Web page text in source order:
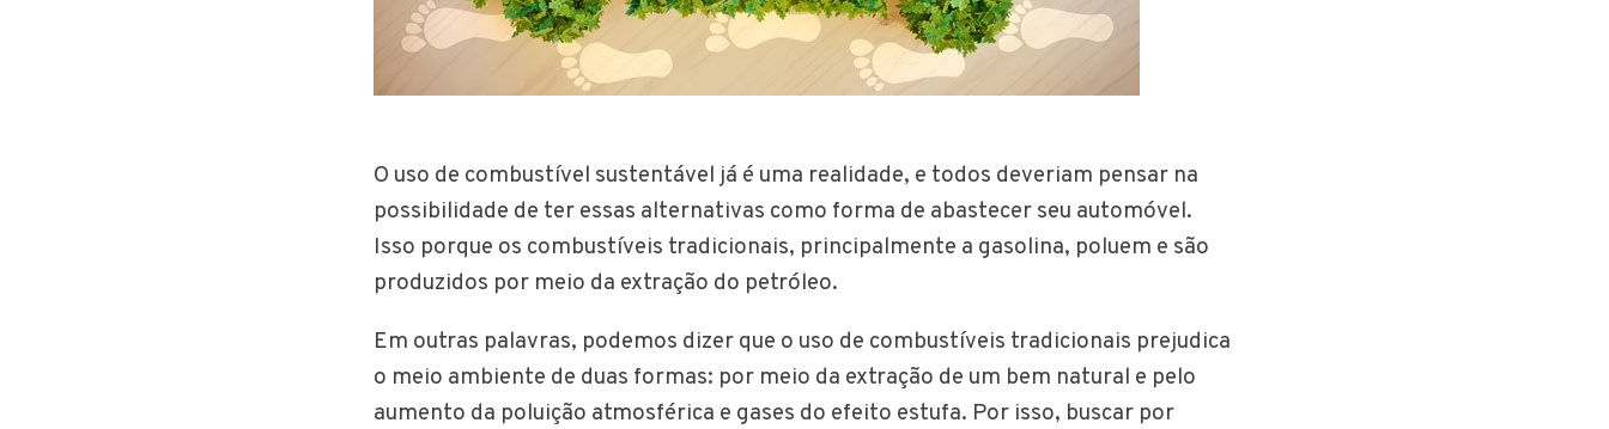
O uso de combustível sustentável já é uma realidade, e todos deveriam pensar na
possibilidade de ter essas alternativas como forma de abastecer seu automóvel.
Isso porque os combustíveis tradicionais, principalmente a gasolina, poluem e são
produzidos por meio da extração do petróleo.
Em outras palavras, podemos dizer que o uso de combustíveis tradicionais prejudica
o meio ambiente de duas formas: por meio da extração de um bem natural e pelo
aumento da poluição atmosférica e gases do efeito estufa. Por isso, buscar por